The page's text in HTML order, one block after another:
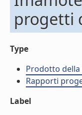
progetti
Type
Prodotto della
Rapporti
Label